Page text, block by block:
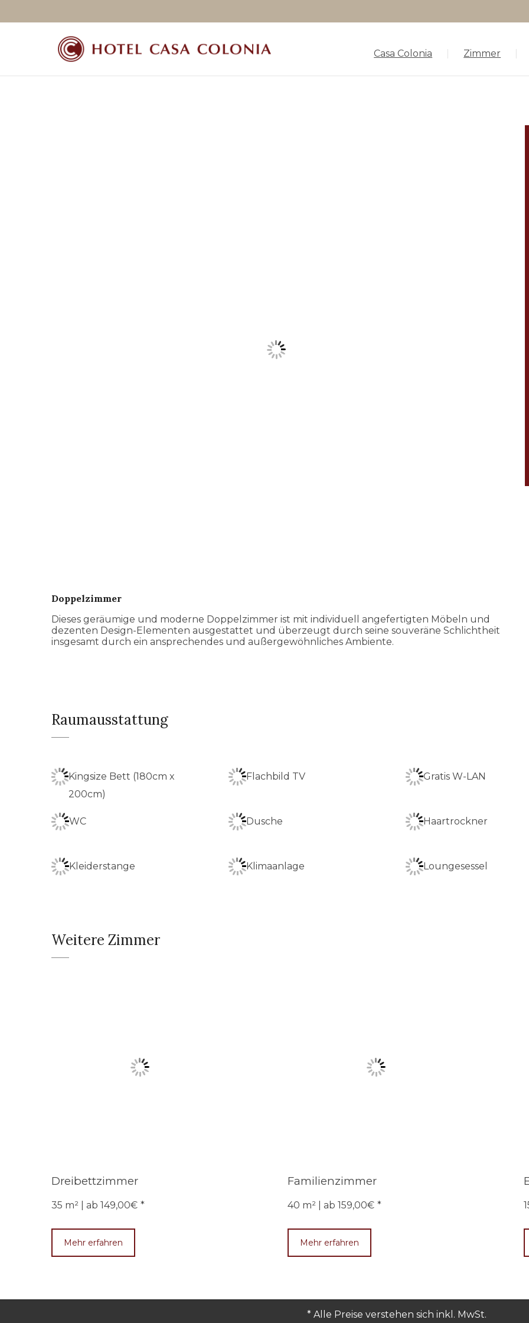
Casa Colonia Zimmer
Doppelzimmer
Dieses geräumige und moderne Doppelzimmer ist mit individuell angefertigten Möbeln und
dezenten Design-Elementen ausgestattet und überzeugt durch seine souveräne Schlichtheit
insgesamt durch ein ansprechendes und außergewöhnliches Ambiente.
Raumausstattung
Kingsize Bett (180cm x
200cm)
Flachbild TV Gratis W-LAN
WC Dusche Haartrockner
Kleiderstange Klimaanlage Loungesessel
Weitere Zimmer
Dreibettzimmer
35 m² | ab 149,00€
Mehr erfahren
Familienzimmer
40 m² | ab 159,00€
Mehr erfahren